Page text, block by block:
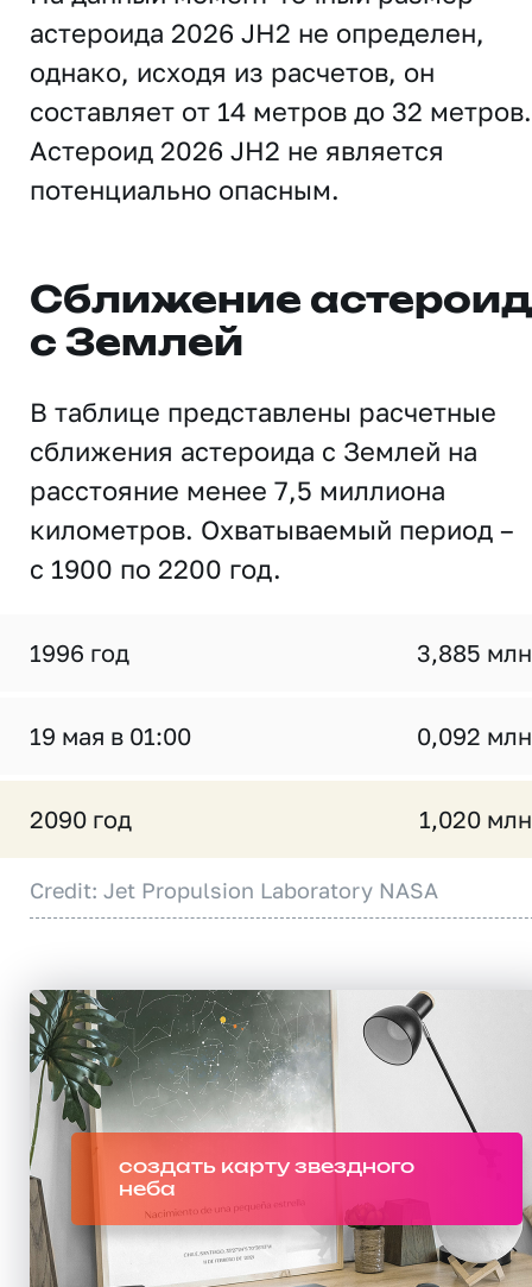
астероида 2026 JH2 не определен,
однако, исходя из расчетов, он
составляет от 14 метров до 32 метров.
Астероид 2026 JH2 не является
потенциально опасным.
Сближение
с Землей
В таблице представлены расчетные
сближения астероида с Землей на
расстояние менее 7,5 миллиона
километров. Охватываемый период –
с 1900 по 2200 год.
1996 год 3,885
19 мая в 01:00 0,092
2090 год 1,020
Credit: Jet Propulsion Laboratory NASA
создать карту звездного
неба